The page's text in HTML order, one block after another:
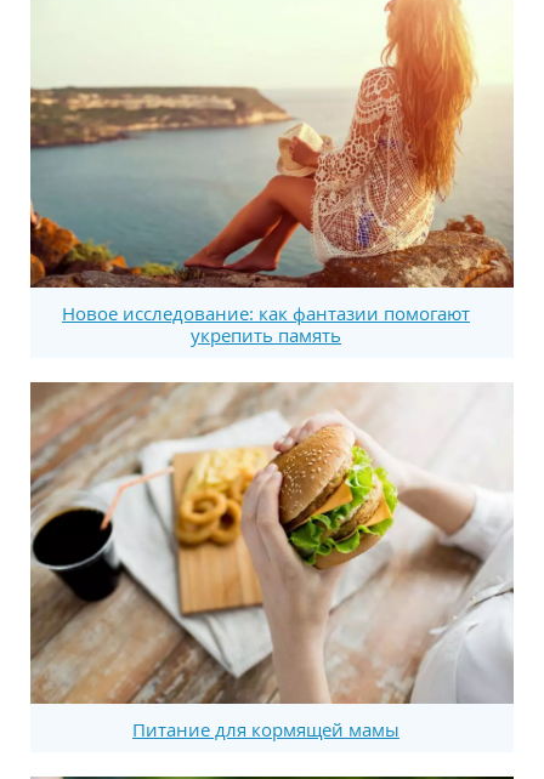
Новое исследование: как фантазии помогают
укрепить память
Питание для кормящей мамы